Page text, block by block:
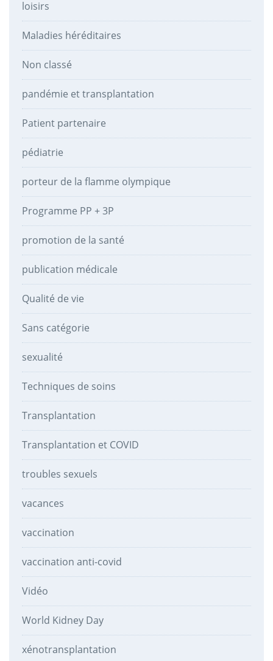
loisirs
Maladies héréditaires
Non classé
pandémie et transplantation
Patient partenaire
pédiatrie
porteur de la flamme olympique
Programme PP + 3P
promotion de la santé
publication médicale
Qualité de vie
Sans catégorie
sexualité
Techniques de soins
Transplantation
Transplantation et COVID
troubles sexuels
vacances
vaccination
vaccination anti-covid
Vidéo
World Kidney Day
xénotransplantation